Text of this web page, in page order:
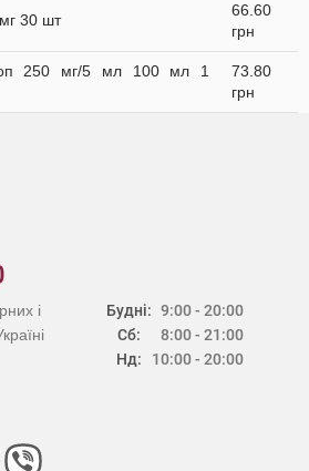
30 шт
66.60
грн
250 мг/5 мл 100 мл 1
73.80
грн
Будні:
Сб:
Нд:
9:00 - 20:00
8:00 - 21:00
10:00 - 20:00
і